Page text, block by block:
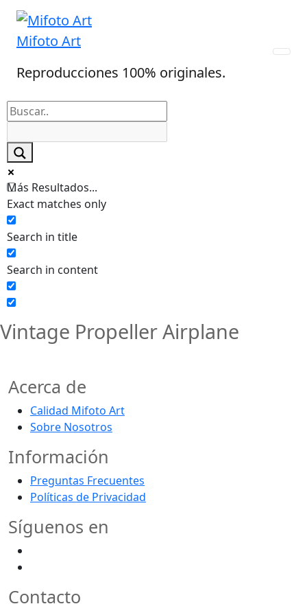
Skip
content
Mifoto Art
Reproducciones 100% originales.
Más Resultados...
Exact matches only
Search in title
Search in content
Vintage Propeller Airplane
Acerca de
Calidad Mifoto Art
Sobre Nosotros
Información
Preguntas Frecuentes
Políticas de Privacidad
Síguenos en
Contacto